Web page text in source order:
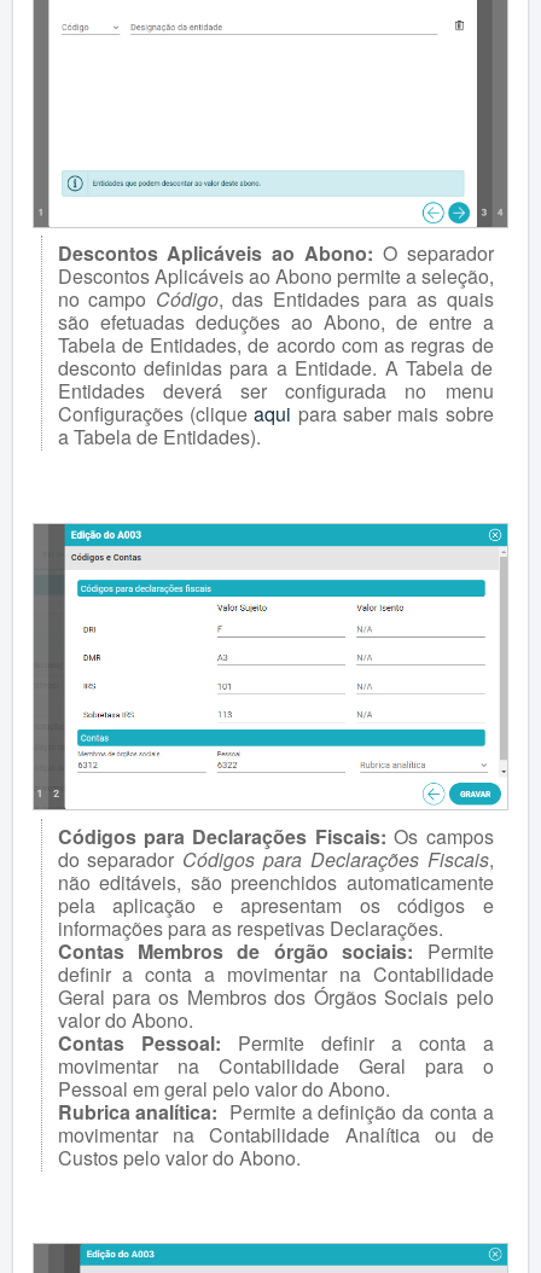
Descontos Aplicáveis ao Abono: O separador
Descontos Aplicáveis ao Abono permite a seleção,
no campo Código, das Entidades para as quais
são efetuadas deduções ao Abono, de entre a
Tabela de Entidades, de acordo com as regras de
desconto definidas para a Entidade. A Tabela de
Entidades deverá ser configurada no menu
Configurações (cliqueaqui para saber mais sobre
a Tabela de Entidades).
Códigos para Declarações Fiscais:Os campos
do separador Códigos para Declarações Fiscais,
não editáveis, são preenchidos automaticamente
pela aplicação e apresentam os códigos e
informações para as respetivas Declarações.
Contas Membros de órgão sociais: Permite
definir a conta a movimentar na Contabilidade
Geral para os Membros dos Órgãos Sociais pelo
valor do Abono.
Contas Pessoal: Permite definir a conta a
movimentar na Contabilidade Geral para o
Pessoal em geral pelo valor do Abono.
Rubrica analítica: Permite a definição da conta a
movimentar na Contabilidade Analítica ou de
Custos pelo valor do Abono.